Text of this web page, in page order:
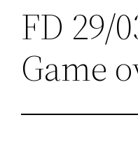
FD 29/
Game